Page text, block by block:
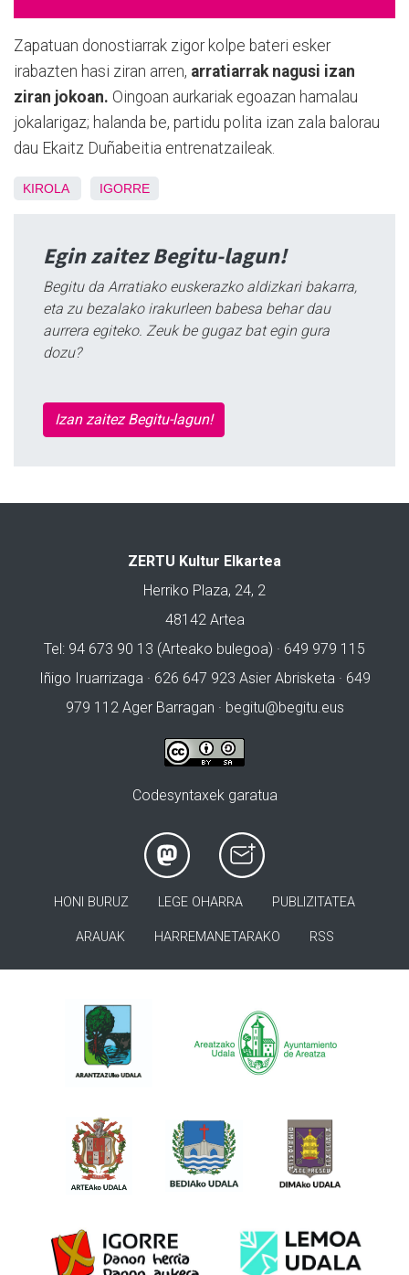
Zapatuan donostiarrak zigor kolpe bateri esker
irabazten hasi ziran arren, arratiarrak nagusi izan
ziran jokoan. Oingoan aurkariak egoazan hamalau
jokalarigaz; halanda be, partidu polita izan zala balorau
dau Ekaitz Duñabeitia entrenatzaileak.
KIROLA IGORRE
Egin zaitez Begitu-lagun!
Begitu da Arratiako euskerazko aldizkari bakarra,
eta zu bezalako irakurleen babesa behar dau
aurrera egiteko. Zeuk be gugaz bat egin gura
dozu?
Izan zaitez Begitu-lagun!
ZERTU Kultur Elkartea
Herriko Plaza, 24, 2
48142 Artea
Tel: 94 673 90 13 (Arteako bulegoa) · 649 979 115
Iñigo Iruarrizaga · 626 647 923 Asier Abrisketa · 649
979 112 Ager Barragan · begitu@begitu.eus
Codesyntaxek garatua
HONI BURUZ LEGE OHARRA PUBLIZITATEA
ARAUAK HARREMANETARAKO RSS